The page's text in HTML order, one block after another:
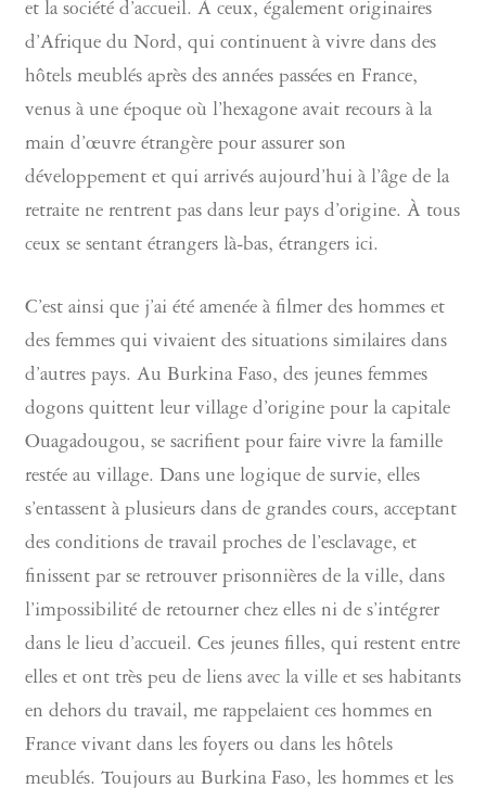
et la société d’accueil. À ceux, également originaires
d’Afrique du Nord, qui continuent à vivre dans des
hôtels meublés après des années passées en France,
venus à une époque où l’hexagone avait recours à la
main d’œuvre étrangère pour assurer son
développement et qui arrivés aujourd’hui à l’âge de la
retraite ne rentrent pas dans leur pays d’origine. À tous
ceux se sentant étrangers là-bas, étrangers ici.
C’est ainsi que j’ai été amenée à filmer des hommes et
des femmes qui vivaient des situations similaires dans
d’autres pays. Au Burkina Faso, des jeunes femmes
dogons quittent leur village d’origine pour la capitale
Ouagadougou, se sacrifient pour faire vivre la famille
restée au village. Dans une logique de survie, elles
s’entassent à plusieurs dans de grandes cours, acceptant
des conditions de travail proches de l’esclavage, et
finissent par se retrouver prisonnières de la ville, dans
l’impossibilité de retourner chez elles ni de s’intégrer
dans le lieu d’accueil. Ces jeunes filles, qui restent entre
elles et ont très peu de liens avec la ville et ses habitants
en dehors du travail, me rappelaient ces hommes en
France vivant dans les foyers ou dans les hôtels
meublés. Toujours au Burkina Faso, les hommes et les